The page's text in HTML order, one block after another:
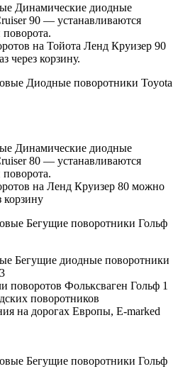
Динамические диодные
90 — устанавливаются
на Тойота Ленд Круизер 90
через корзину.
Динамические диодные
80 — устанавливаются
на Ленд Круизер 80 можно
корзину
Бегущие диодные поворотники
поворотов Фольксваген Гольф 1
поворотников
на дорогах Европы, E-marked